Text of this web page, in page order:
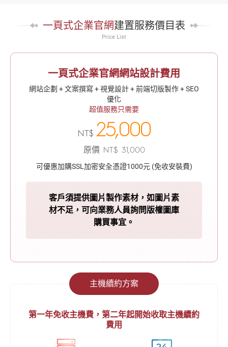
一頁式企業官網建置服務價目表
Price List
一頁式企業官網網站設計費用
網站企劃 + 文案撰寫 + 視覺設計 + 前端切版製作 + SEO
優化
超值服務只需要
NT$ 25,000
原價 NT$ 31,000
可優惠加購SSL加密安全憑證1000元 (免收安裝費)
客戶須提供圖片製作素材，如圖片素
材不足，可向業務人員詢問版權圖庫
購買事宜。
主機續約方案
第一年免收主機費，第二年起開始收取主機續約
費用